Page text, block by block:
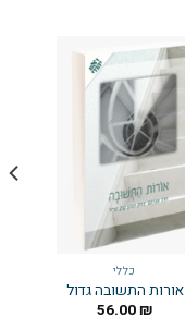
כללי
אורות התשובה גדול
56.00₪